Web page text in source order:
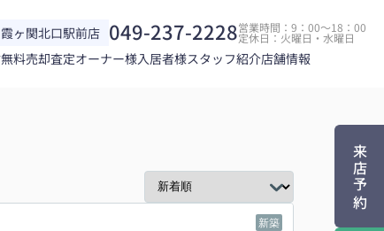
霞ヶ関北口駅前店 049-237-2228営業時間：9：00～18：00
定休日：火曜日・水曜日
無料売却査定オーナー様入居者様スタッフ紹介店舗情報
来店予約
新築